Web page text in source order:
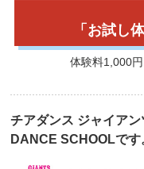
「お試し
体験料1,000円
チアダンス ジャイア
DANCE SCHOOLです